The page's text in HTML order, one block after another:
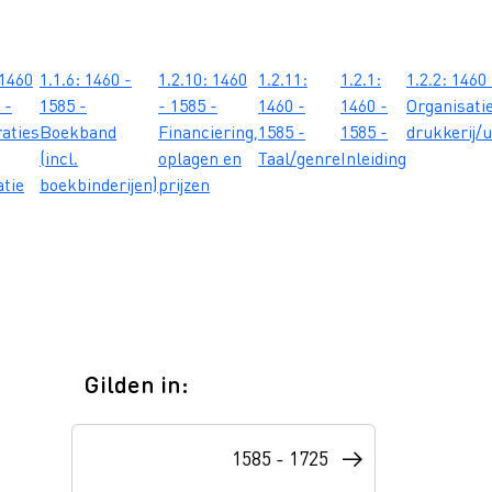
-
1.1.6: 1460 -
1585 -
Boekband
(incl.
boekbinderijen)
1.2.10: 1460
- 1585 -
Financiering,
oplagen en
prijzen
1.2.11:
1460 -
1585 -
Taal/genre
1.2.1:
1460 -
1585 -
Inleiding
1.2.2:
drukkerij/
opgericht om de economische en sociale belangen van
uitoefent. 2. persoon of organisatie die - meestal
Gilden in:
1585 - 1725